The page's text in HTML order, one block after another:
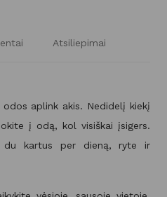
Atsiliepimai
aplink akis. Nedidelį kiekį
į odą, kol visiškai įsigers.
du kartus per dieną, ryte ir